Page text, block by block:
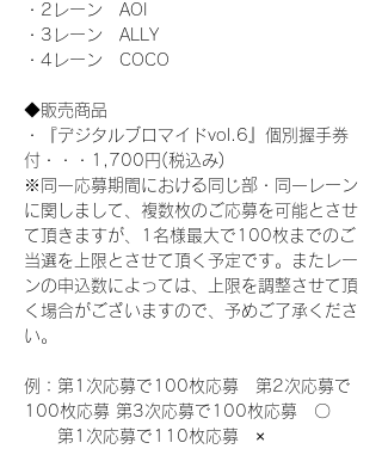
・2レーン　AOI
・3レーン　ALLY
・4レーン　COCO
◆販売商品
・『デジタルブロマイドvol.6』個別握手券
付・・・1,700円(税込み)
※同一応募期間における同じ部・同一レーン
に関しまして、複数枚のご応募を可能とさせ
て頂きますが、1名様最大で100枚までのご
当選を上限とさせて頂く予定です。またレー
ンの申込数によっては、上限を調整させて頂
く場合がございますので、予めご了承くださ
い。
例：第1次応募で100枚応募　第2次応募で
100枚応募 第3次応募で100枚応募　〇
第1次応募で110枚応募　×